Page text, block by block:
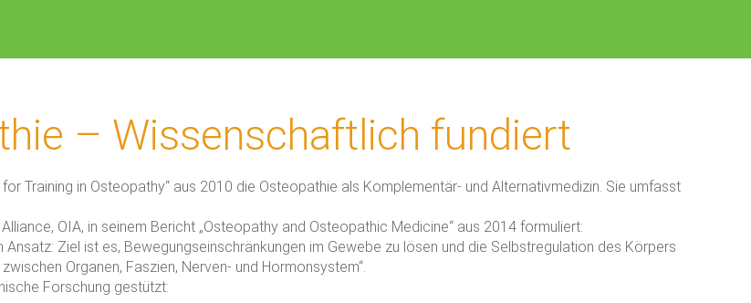
– Wissenschaftlich fundiert
Training in Osteopathy“ aus 2010 die Osteopathie als Komplementär- und Alternativmedizin. Sie umfasst
OIA, in seinem Bericht „Osteopathy and Osteopathic Medicine“ aus 2014 formuliert:
Ziel ist es, Bewegungseinschränkungen im Gewebe zu lösen und die Selbstregulation des Körpers
Organen, Faszien, Nerven- und Hormonsystem“.
Forschung gestützt: